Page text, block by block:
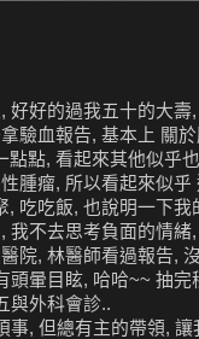
好好的過我五十的大
驗血報告, 基本上 關
點點, 看起來其他似乎
腫瘤, 所以看起來似乎
, 吃吃飯, 也說明一下
我不去思考負面的情緒
院, 林醫師看過報告,
頭暈目眩, 哈哈~~ 抽
與外科會診..
事, 但總有主的帶領,